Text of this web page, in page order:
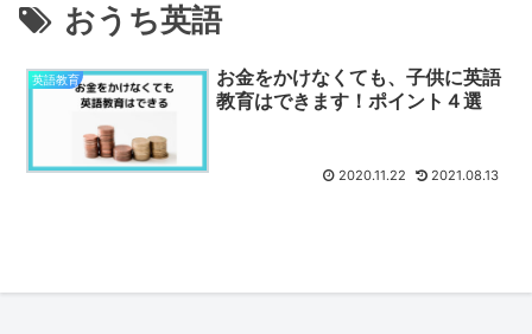
おうち英語
英語教育
お金をかけなくても、子供に英語
教育はできます！ポイント４選
2020.11.22 2021.08.13